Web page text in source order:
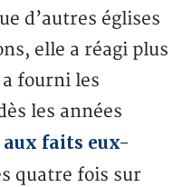
d’autres églises
elle a réagi plus
fourni les
les années
aux faits eux-
quatre fois sur